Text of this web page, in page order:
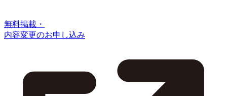
無料掲載・
内容変更のお申し込み